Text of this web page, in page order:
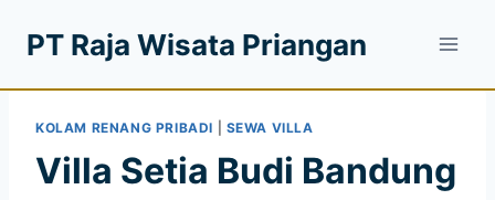
PT Raja Wisata Priangan
KOLAM RENANG PRIBADI SEWA VILLA
Villa Setia Budi Bandung